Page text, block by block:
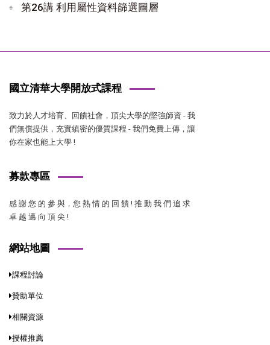
第26講 利用屬性資料篩選圖層
國立清華大學開放式課程
致力於人才培育、回饋社會，頂尖大學的堅強師資 - 我
們無償提供，充實縝密的優質課程 - 我們免費上傳，讓
你在家也能上大學 !
募款專區
感 謝 您 的 參 與，您 熱 情 的 回 饋 ! 推 動 我 們 追 求
卓 越 邁 向 頂 尖 !
網站地圖
課程討論
贊助單位
相關資源
授權推薦